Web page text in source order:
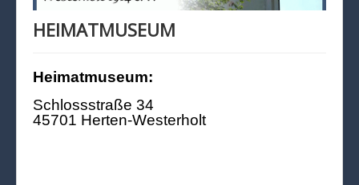
DATENSCHUTZ
HEIMATMUSEUM
Heimatmuseum:
Schlossstraße 34
45701 Herten-Westerholt